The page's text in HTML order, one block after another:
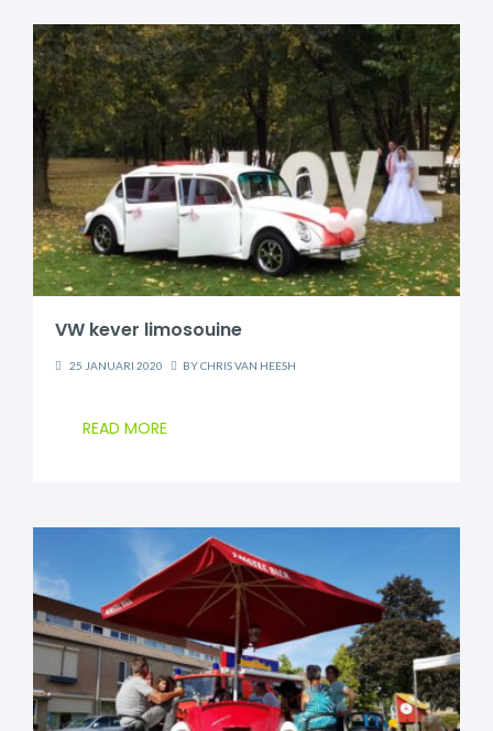
VW kever limosouine
25 JANUARI 2020 BYCHRIS VAN HEESH
READ MORE